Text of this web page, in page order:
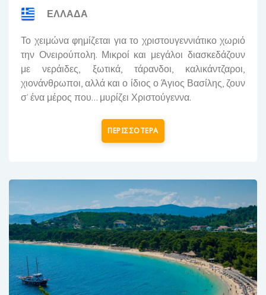
ΕΛΛΑΔΑ
Το χειμώνα φημίζεται για το χριστουγεννιάτικο χωριό
την Ονειρούπολη. Μικροί και μεγάλοι διασκεδάζουν
με νεράιδες, ξωτικά, τάρανδοι, καλικάντζαροι,
χιονάνθρωποι, αλλά και ο ίδιος ο Άγιος Βασίλης, ζουν
σ’ ένα μέρος που... μυρίζει Χριστούγεννα.
ΠΕΡΙΣΣΟΤΕΡΑ